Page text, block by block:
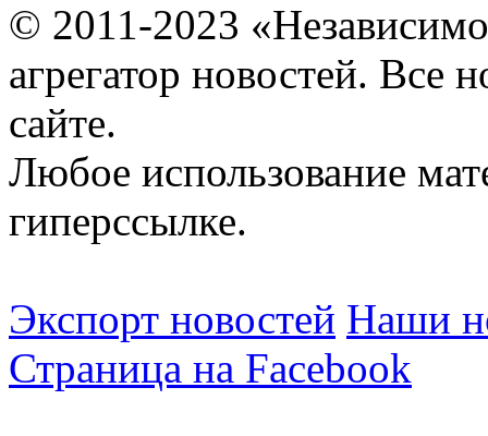
© 2011-2023
агрегатор новостей. Все
сайте.
Любое использование
гиперссылке.
Экспорт новостей Наши
Страница на Facebook